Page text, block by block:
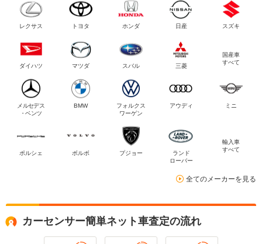
レクサス トヨタ ホンダ 日産 スズキ
ダイハツ マツダ スバル 三菱
国産車
すべて
メルセデス
・ベンツ
BMW
フォルクス
ワーゲン
アウディ ミニ
ポルシェ ボルボ プジョー
ランド
ローバー
輸入車
すべて
全てのメーカーを見る
カーセンサー簡単ネット車査定の流れ